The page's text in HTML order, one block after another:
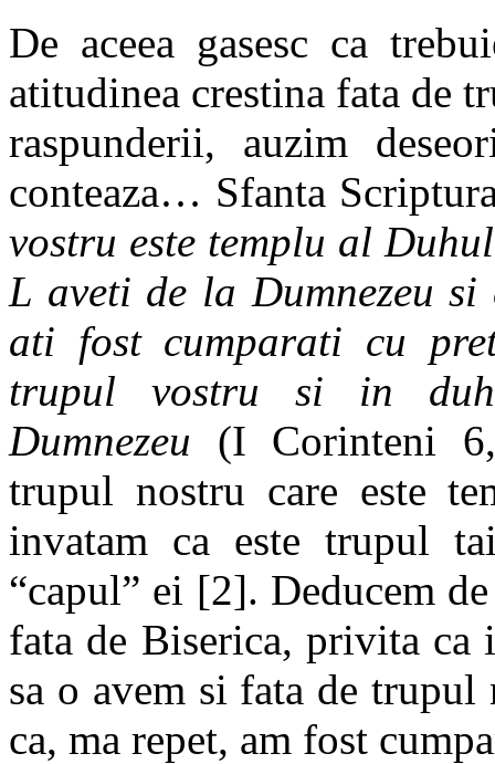
De aceea gasesc ca
atitudinea crestina fata de
raspunderii, auzim
conteaza… Sfanta
vostru este templu al
L aveti de la Dumnezeu
ati fost cumparati cu
trupul vostru si in
Dumnezeu (I Corinteni
trupul nostru care este
invatam ca este trupul
“capul” ei [2]. Deducem
fata de Biserica, privita ca
sa o avem si fata de
ca, ma repet, am fost